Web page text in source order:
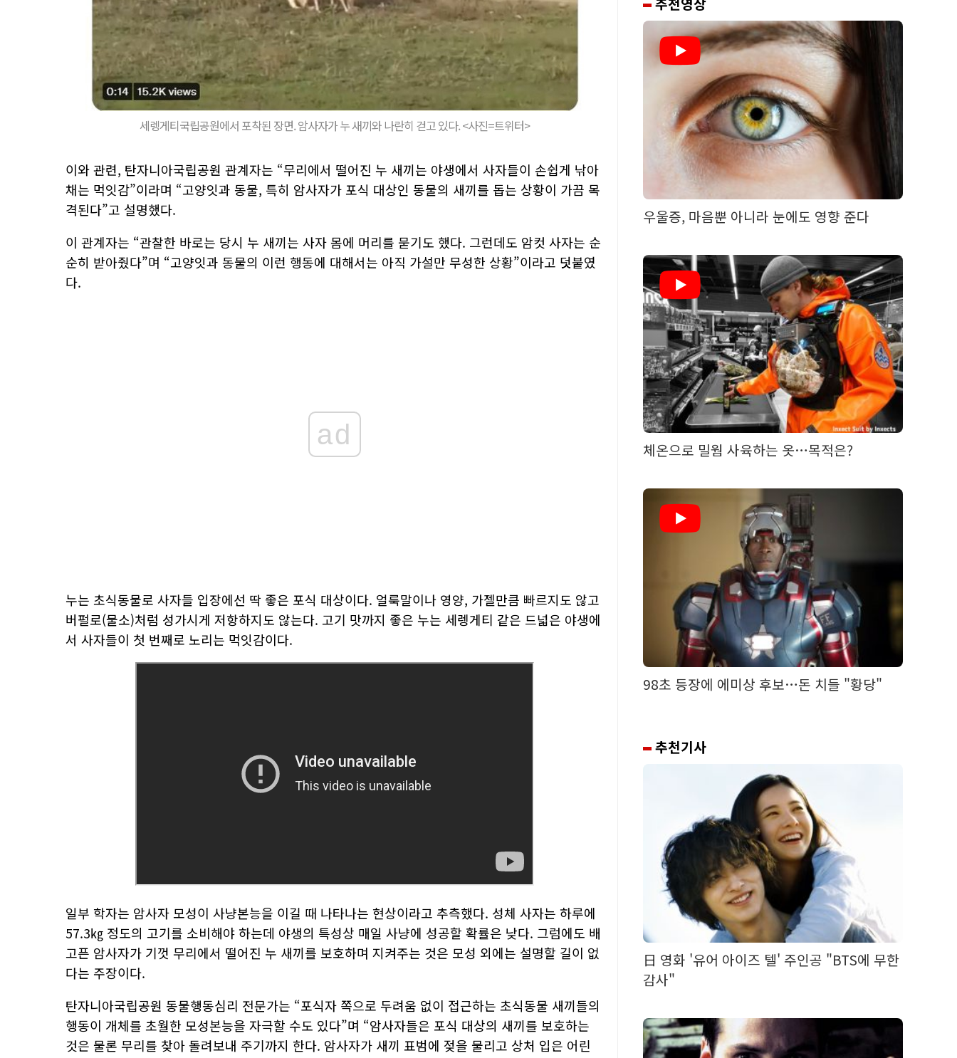
세렝게티국립공원에서 포착된 장면. 암사자가 누 새끼와 나란히 걷고 있다. <사진=트위터>
이와 관련, 탄자니아국립공원 관계자는 “무리에서 떨어진 누 새끼는 야생에서 사자들이 손쉽게 낚아
채는 먹잇감”이라며 “고양잇과 동물, 특히 암사자가 포식 대상인 동물의 새끼를 돕는 상황이 가끔 목
격된다”고 설명했다.
이 관계자는 “관찰한 바로는 당시 누 새끼는 사자 몸에 머리를 묻기도 했다. 그런데도 암컷 사자는 순
순히 받아줬다”며 “고양잇과 동물의 이런 행동에 대해서는 아직 가설만 무성한 상황”이라고 덧붙였
다.
ad
누는 초식동물로 사자들 입장에선 딱 좋은 포식 대상이다. 얼룩말이나 영양, 가젤만큼 빠르지도 않고
버펄로(물소)처럼 성가시게 저항하지도 않는다. 고기 맛까지 좋은 누는 세렝게티 같은 드넓은 야생에
서 사자들이 첫 번째로 노리는 먹잇감이다.
일부 학자는 암사자 모성이 사냥본능을 이길 때 나타나는 현상이라고 추측했다. 성체 사자는 하루에
57.3㎏ 정도의 고기를 소비해야 하는데 야생의 특성상 매일 사냥에 성공할 확률은 낮다. 그럼에도 배
고픈 암사자가 기껏 무리에서 떨어진 누 새끼를 보호하며 지켜주는 것은 모성 외에는 설명할 길이 없
다는 주장이다.
탄자니아국립공원 동물행동심리 전문가는 “포식자 쪽으로 두려움 없이 접근하는 초식동물 새끼들의
행동이 개체를 초월한 모성본능을 자극할 수도 있다”며 “암사자들은 포식 대상의 새끼를 보호하는
것은 물론 무리를 찾아 돌려보내 주기까지 한다. 암사자가 새끼 표범에 젖을 물리고 상처 입은 어린
우울증, 마음뿐 아니라 눈에도 영향 준다
체온으로 밀웜 사육하는 옷…목적은?
98초 등장에 에미상 후보…돈 치들 "황당"
추천기사
日 영화 '유어 아이즈 텔' 주인공 "BTS에 무한
감사"